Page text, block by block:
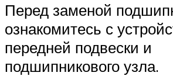
Перед заменой
ознакомитесь с
передней подвески и
подшипникового узла.